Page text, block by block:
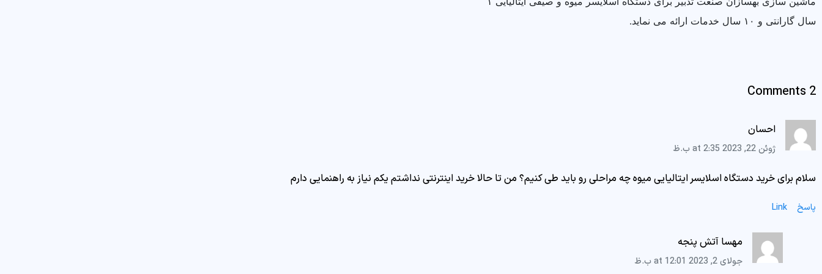
سال گارانتی و ۱۰ سال خدمات ارائه می نماید.
2 Comments
احسان
ژوئن 22, 2023 at 2:35 ب.ظ
سلام برای خرید دستگاه اسلایسر ایتالیایی میوه چه مراحلی رو باید طی کنیم؟ من تا حالا خرید اینترنتی نداشتم یکم نیاز به راهنمایی دارم
پاسخ Link
مهسا آتش پنجه
جولای 2, 2023 at 12:01 ب.ظ